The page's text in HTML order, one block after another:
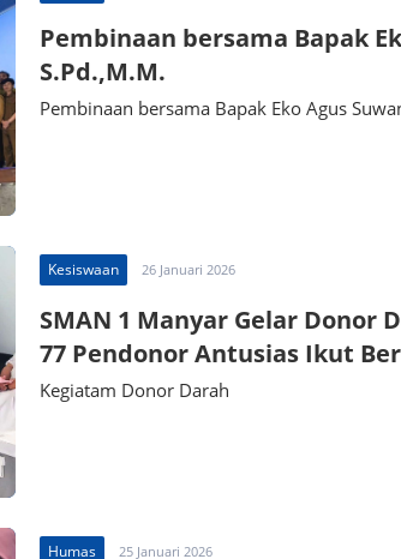
Pembinaan bersama Bapak
S.Pd.,M.M.
Pembinaan bersama Bapak Eko Agus
Kesiswaan 26 Januari 2026
SMAN 1 Manyar Gelar Donor
77 Pendonor Antusias Ikut
Kegiatam Donor Darah
Humas 25 Januari 2026